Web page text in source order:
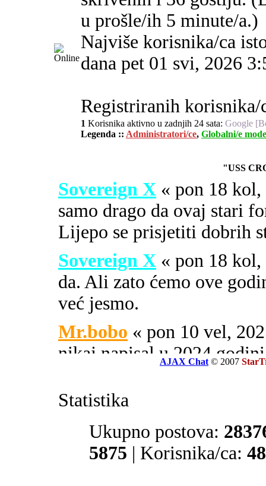
u prošle/ih 5 minute/a.)
Najviše korisnika/ca
dana pet 01 svi, 2026
Registriranih korisnika/
1 Korisnika aktivno u zadnjih 24 sata: Google
Legenda :: Administratori/ce, Globalni/e
"USS
Sovereign X « pon 18
samo drago da ovaj stari
Lijepo se prisjetiti dobrih
Sovereign X « pon 18
da. Ali zato ćemo ove
već jesmo.
Mr.bobo « pon 10 vel,
nikaj napisal u 2024
SOA ili PIPA.
El Zvonko« uto 16 svi,
prate tajne službe sekcije
AJAX Chat © 2007
Statistika
Ukupno postova:
5875 | Korisnika/ca: